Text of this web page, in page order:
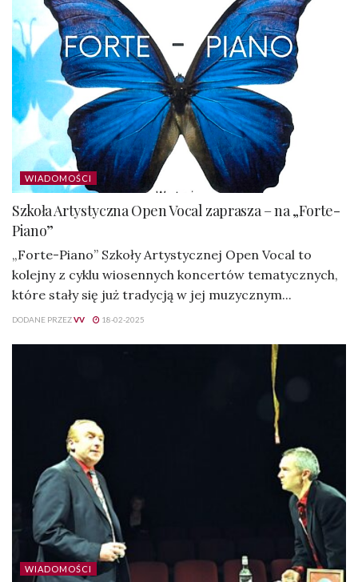
WIADOMOŚCI
Szkoła Artystyczna Open Vocal zaprasza – na „Forte-
Piano”
„Forte-Piano” Szkoły Artystycznej Open Vocal to
kolejny z cyklu wiosennych koncertów tematycznych,
które stały się już tradycją w jej muzycznym...
DODANE PRZEZVV 18-02-2025
WIADOMOŚCI